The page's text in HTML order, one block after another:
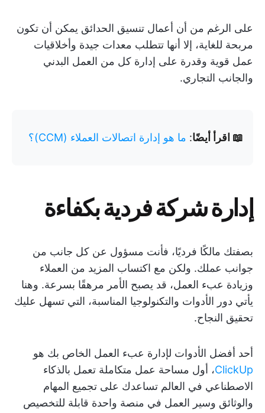
على الرغم من أن أعمال تنسيق الحدائق يمكن أن تكون
مربحة للغاية، إلا أنها تتطلب معدات جيدة وأخلاقيات
عمل قوية وقدرة على إدارة كل من العمل البدني
والجانب التجاري.
📖 اقرأ أيضًا: ما هو إدارة اتصالات العملاء (CCM)؟
إدارة شركة فردية بكفاءة
بصفتك مالكًا فرديًا، فأنت مسؤول عن كل جانب من
جوانب عملك. ولكن مع اكتساب المزيد من العملاء
وزيادة عبء العمل، قد يصبح الأمر مرهقًا بسرعة. وهنا
يأتي دور الأدوات والتكنولوجيا المناسبة، التي تسهل عليك
تحقيق النجاح.
أحد أفضل الأدوات لإدارة عبء العمل الخاص بك هو
ClickUp، أول مساحة عمل متكاملة تعمل بالذكاء
الاصطناعي في العالم تساعدك على تجميع المهام
والوثائق وسير العمل في منصة واحدة قابلة للتخصيص